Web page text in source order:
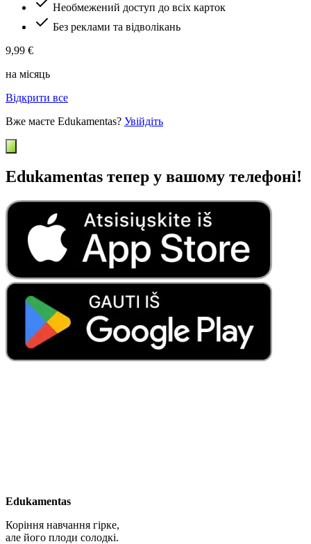
Необмежений доступ до всіх карток
Без реклами та відволікань
9,99 €
на місяць
Відкрити все
Вже маєте Edukamentas? Увійдіть
Edukamentas тепер у вашому телефоні!
Edukamentas
Коріння навчання гірке,
але його плоди солодкі.